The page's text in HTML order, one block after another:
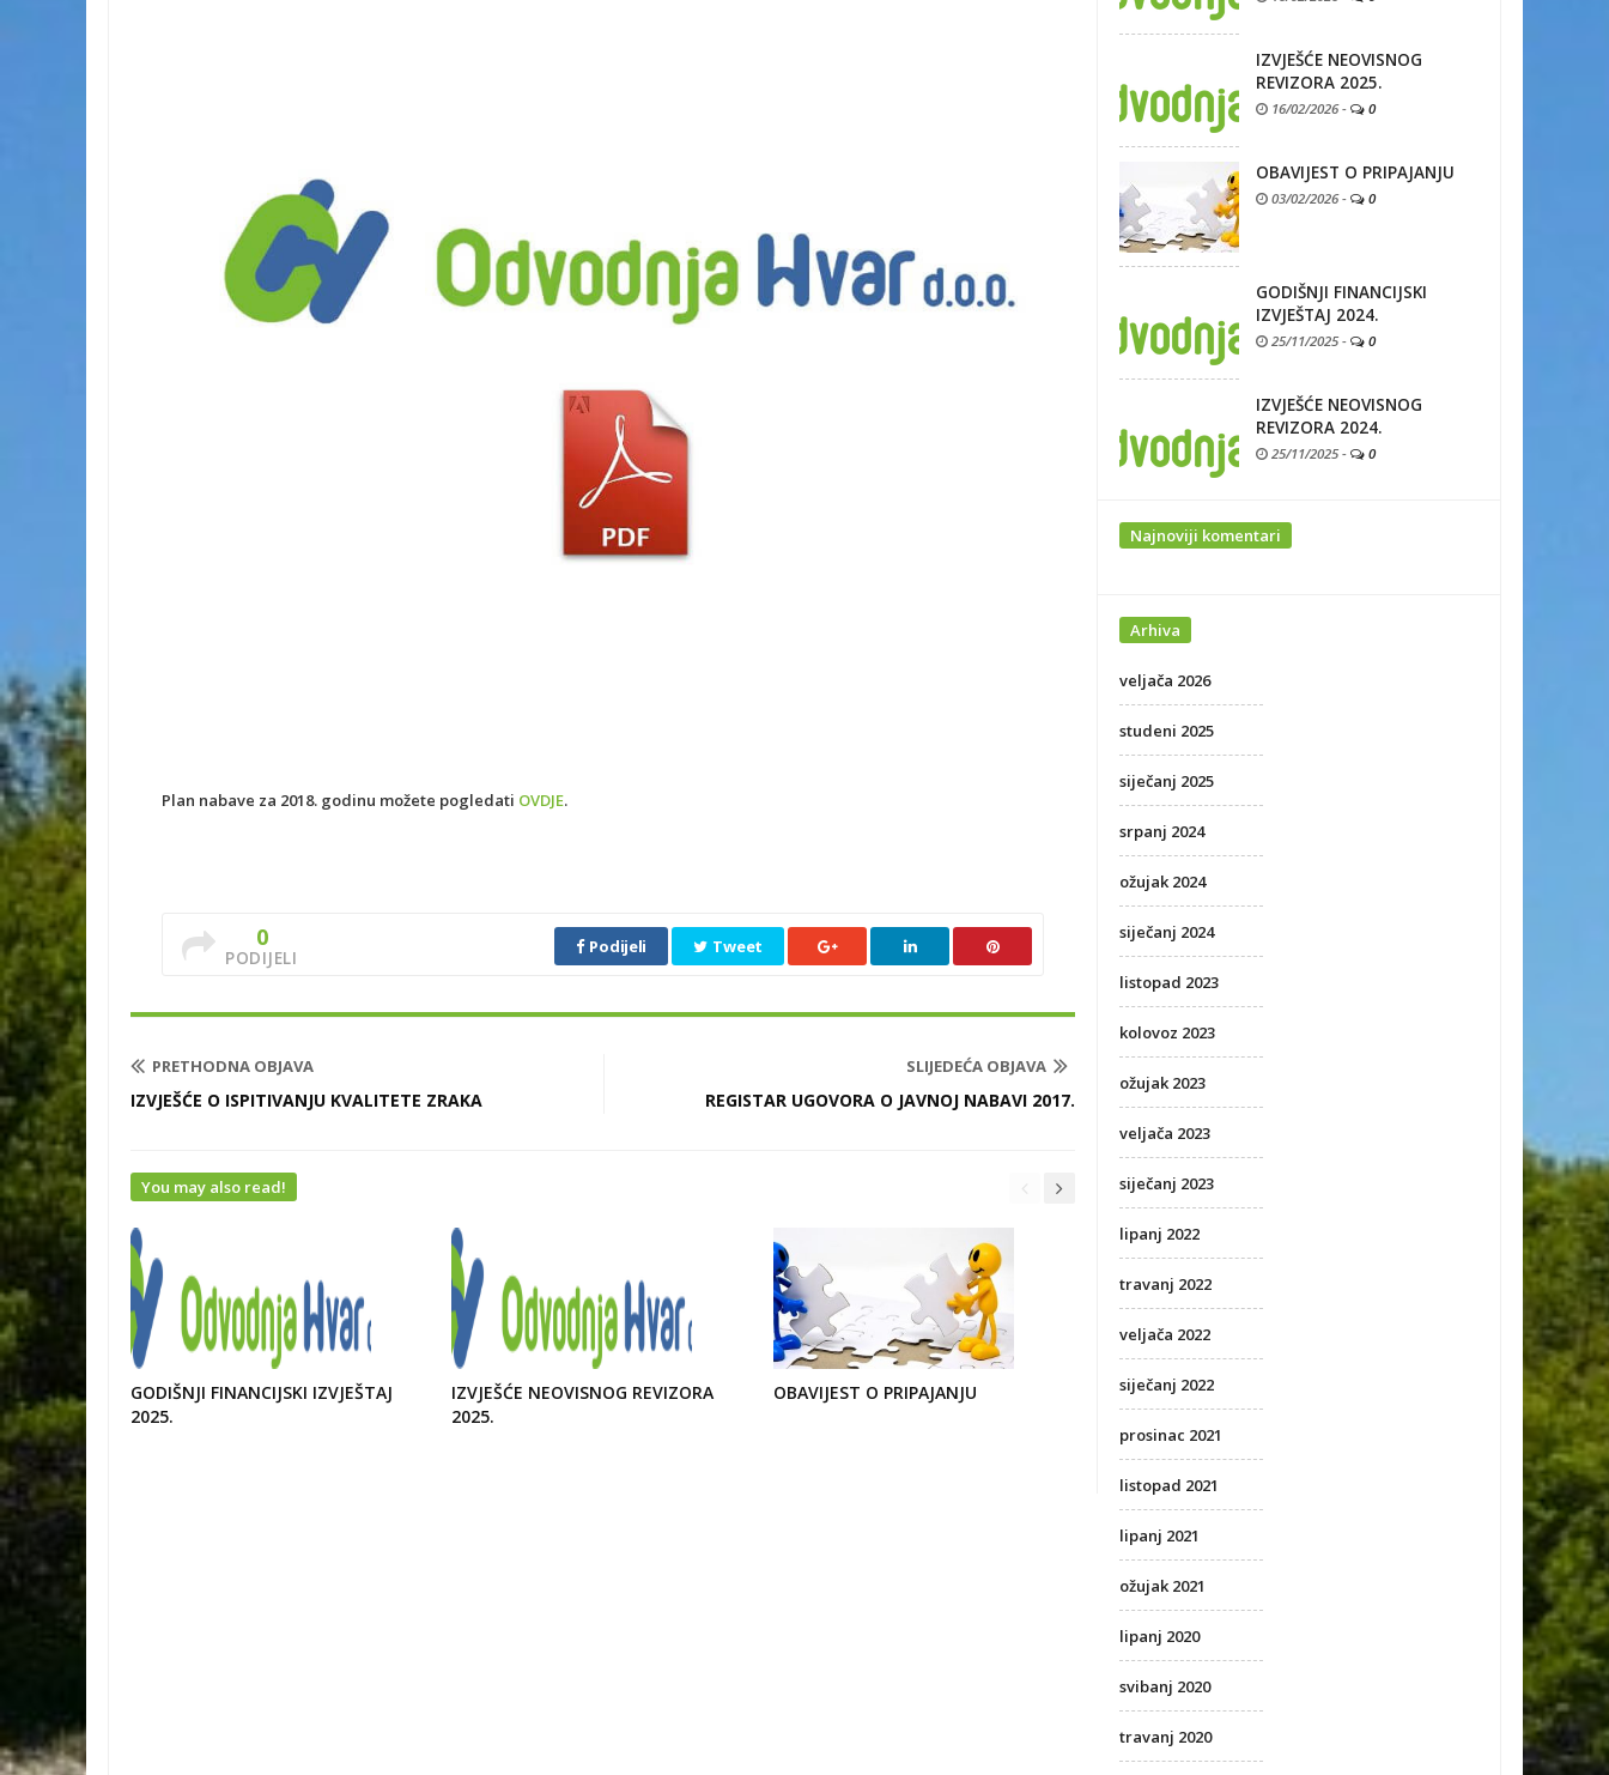
Plan nabave za 2018. godinu možete pogledati OVDJE.
0
PODIJELI
Podijeli Tweet
PRETHODNA OBJAVA
IZVJEŠĆE O ISPITIVANJU KVALITETE ZRAKA
SLIJEDEĆA OBJAVA
REGISTAR UGOVORA O JAVNOJ NABAVI 2017.
You may also read!
GODIŠNJI FINANCIJSKI IZVJEŠTAJ
2025.
IZVJEŠĆE NEOVISNOG REVIZORA
2025.
OBAVIJEST O PRIPAJANJU
IZVJEŠĆE NEOVISNOG
REVIZORA 2025.
16/02/2026- 0
OBAVIJEST O PRIPAJANJU
03/02/2026- 0
GODIŠNJI FINANCIJSKI
IZVJEŠTAJ 2024.
25/11/2025 - 0
IZVJEŠĆE NEOVISNOG
REVIZORA 2024.
25/11/2025 - 0
Najnoviji komentari
Arhiva
veljača 2026
studeni 2025
siječanj 2025
srpanj 2024
ožujak 2024
siječanj 2024
listopad 2023
kolovoz 2023
ožujak 2023
veljača 2023
siječanj 2023
lipanj 2022
travanj 2022
veljača 2022
siječanj 2022
prosinac 2021
listopad 2021
lipanj 2021
ožujak 2021
lipanj 2020
svibanj 2020
travanj 2020